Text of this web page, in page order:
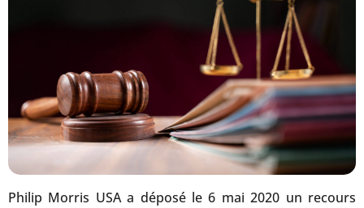
Philip Morris USA a déposé le 6 mai 2020 un recours